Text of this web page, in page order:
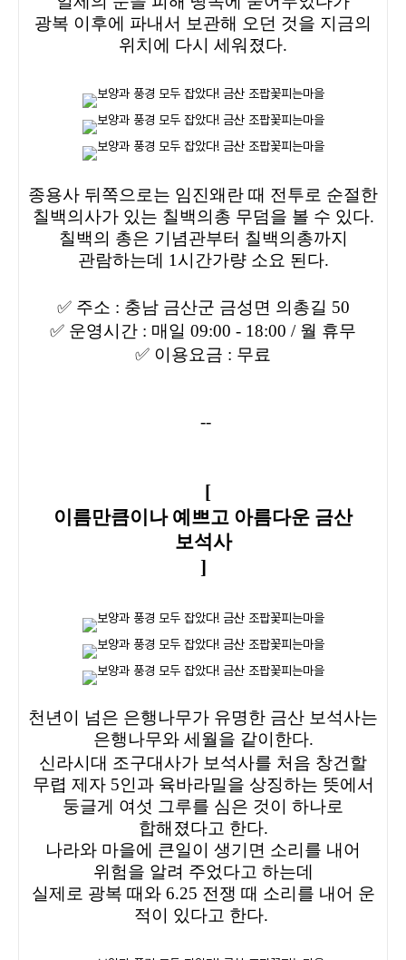
광복 이후에 파내서 보관해 오던 것을 지금의
위치에 다시 세워졌다.
종용사 뒤쪽으로는 임진왜란 때 전투로 순절한
칠백의사가 있는 칠백의총 무덤을 볼 수 있다.
칠백의 총은 기념관부터 칠백의총까지
관람하는데 1시간가량 소요 된다.
✅ 주소 : 충남 금산군 금성면 의총길 50
✅ 운영시간 : 매일 09:00 - 18:00 / 월 휴무
✅ 이용요금 : 무료
--
[
이름만큼이나 예쁘고 아름다운 금산
보석사
]
천년이 넘은 은행나무가 유명한 금산 보석사는
은행나무와 세월을 같이한다.
신라시대 조구대사가 보석사를 처음 창건할
무렵 제자 5인과 육바라밀을 상징하는 뜻에서
둥글게 여섯 그루를 심은 것이 하나로
합해졌다고 한다.
나라와 마을에 큰일이 생기면 소리를 내어
위험을 알려 주었다고 하는데
실제로 광복 때와 6.25 전쟁 때 소리를 내어 운
적이 있다고 한다.